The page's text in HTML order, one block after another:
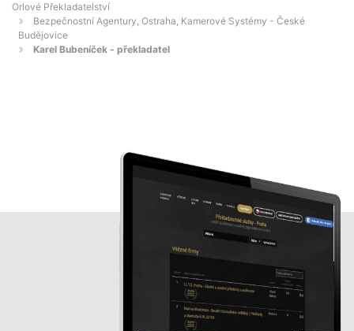
Orlové Překladatelství
Bezpečnostní Agentury, Ostraha, Kamerové Systémy - České
Budějovice
Karel Bubeníček - překladatel